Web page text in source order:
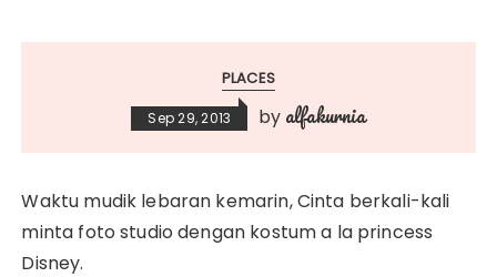
PLACES
Sep 29, 2013 by alfakurnia
Waktu mudik lebaran kemarin, Cinta berkali-kali
minta foto studio dengan kostum a la princess
Disney.